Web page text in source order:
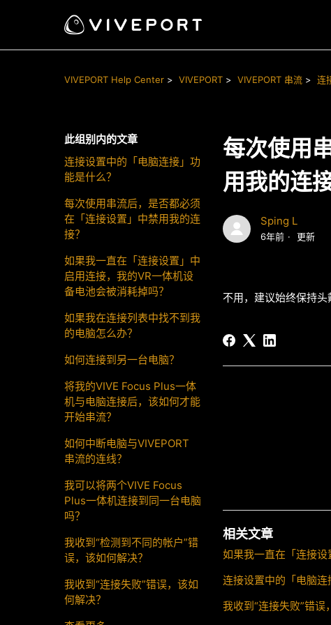
VIVEPORT Help Center VIVEPORT VIVEPORT 串流 连
此组别内的文章
连接设置中的「电脑连接」功
能是什么？
每次使用串流后，是否都必须
在「连接设置」中禁用我的连
接？
如果我一直在「连接设置」中
启用连接，我的VR一体机设
备电池会被消耗掉吗？
如果我在连接列表中找不到我
的电脑怎么办？
如何连接到另一台电脑？
将我的VIVE Focus Plus一体
机与电脑连接后，该如何才能
开始串流？
如何中断电脑与VIVEPORT
串流的连线？
我可以将两个VIVE Focus
Plus一体机连接到同一台电脑
吗？
我收到“检测到不同的帐户”错
误，该如何解决？
我收到“连接失败”错误，该如
何解决？
每次使用
用我的连接
Sping L
6年前 更新
不用，建议始终保持头
相关文章
如果我一直在「连接设
连接设置中的「电脑连
我收到“连接失败”错误